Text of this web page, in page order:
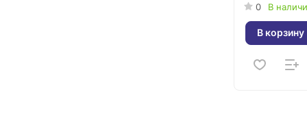
0 В
В корзину